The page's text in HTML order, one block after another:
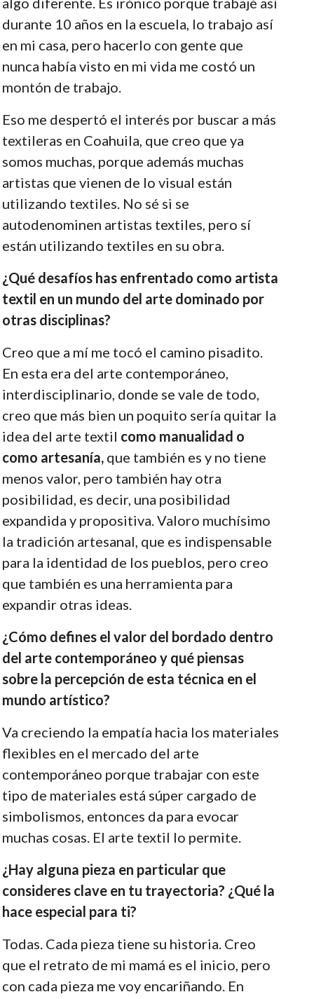
durante 10 años en la escuela, lo trabajo así
en mi casa, pero hacerlo con gente que
nunca había visto en mi vida me costó un
montón de trabajo.
Eso me despertó el interés por buscar a más
textileras en Coahuila, que creo que ya
somos muchas, porque además muchas
artistas que vienen de lo visual están
utilizando textiles. No sé si se
autodenominen artistas textiles, pero sí
están utilizando textiles en su obra.
¿Qué desafíos has enfrentado como artista
textil en un mundo del arte dominado por
otras disciplinas?
Creo que a mí me tocó el camino pisadito.
En esta era del arte contemporáneo,
interdisciplinario, donde se vale de todo,
creo que más bien un poquito sería quitar la
idea del arte textil como manualidad o
como artesanía, que también es y no tiene
menos valor, pero también hay otra
posibilidad, es decir, una posibilidad
expandida y propositiva. Valoro muchísimo
la tradición artesanal, que es indispensable
para la identidad de los pueblos, pero creo
que también es una herramienta para
expandir otras ideas.
¿Cómo defines el valor del bordado dentro
del arte contemporáneo y qué piensas
sobre la percepción de esta técnica en el
mundo artístico?
Va creciendo la empatía hacia los materiales
flexibles en el mercado del arte
contemporáneo porque trabajar con este
tipo de materiales está súper cargado de
simbolismos, entonces da para evocar
muchas cosas. El arte textil lo permite.
¿Hay alguna pieza en particular que
consideres clave en tu trayectoria? ¿Qué la
hace especial para ti?
Todas. Cada pieza tiene su historia. Creo
que el retrato de mi mamá es el inicio, pero
con cada pieza me voy encariñando. En